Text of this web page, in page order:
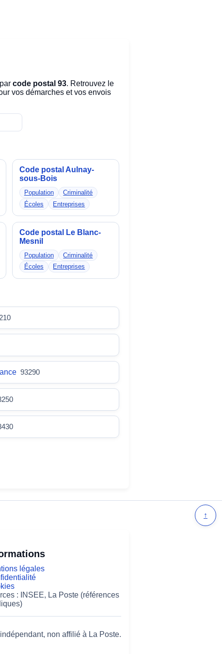
code postal 93. Retrouvez le
vos démarches et vos envois
Code postal Aulnay-
sous-Bois
Population
Criminalité
Écoles
Entreprises
Code postal Le Blanc-
Mesnil
Population
Criminalité
Écoles
Entreprises
93290
↑
légales
: INSEE, La Poste (références
non affilié à La Poste.